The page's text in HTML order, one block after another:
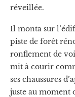
réveillée.
Il monta sur
piste de forêt
ronflement de
mit à courir
ses chaussures
juste au moment